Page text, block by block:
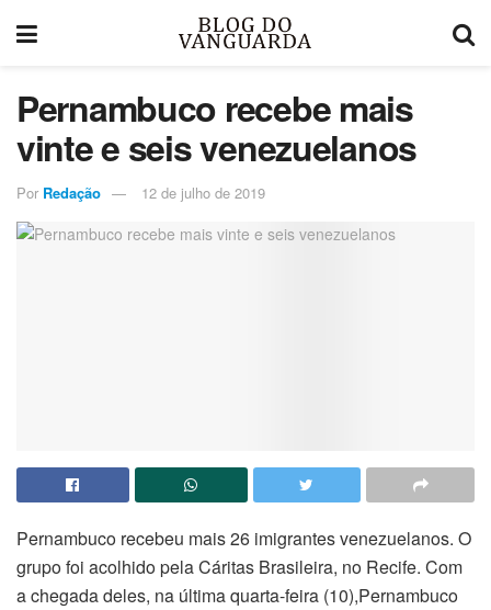
Pernambuco recebe mais
vinte e seis venezuelanos
Por Redação 12 de julho de 2019
Pernambuco recebeu mais 26 imigrantes venezuelanos. O
grupo foi acolhido pela Cáritas Brasileira, no Recife. Com
a chegada deles, na última quarta-feira (10),Pernambuco